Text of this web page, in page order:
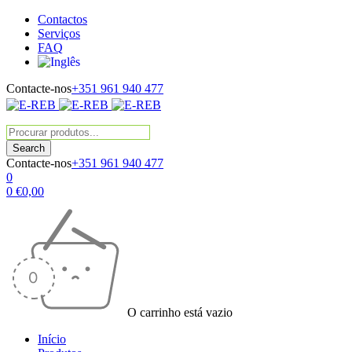
Contactos
Serviços
FAQ
Contacte-nos+351 961 940 477
Contacte-nos+351 961 940 477
0
0 €0,00
O carrinho está vazio
Início